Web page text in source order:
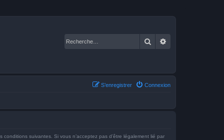
Rechercher
Connexion
S’enregistrer
suivantes. Si vous n’acceptez pas d’être légalement lié par